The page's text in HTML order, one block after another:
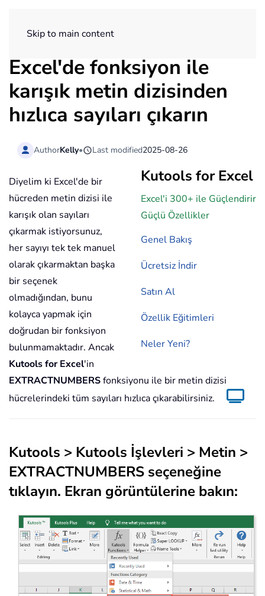
Skip to main content
Excel'de fonksiyon ile
karışık metin dizisinden
hızlıca sayıları çıkarın
AuthorKelly• Last modified2025-08-26
Kutools for Excel
Excel'i 300+ ile Güçlendirir
Güçlü Özellikler
Genel Bakış
Ücretsiz İndir
Satın Al
Özellik Eğitimleri
Neler Yeni?
Diyelim ki Excel'de bir
hücreden metin dizisi ile
karışık olan sayıları
çıkarmak istiyorsunuz,
her sayıyı tek tek manuel
olarak çıkarmaktan başka
bir seçenek
olmadığından, bunu
kolayca yapmak için
doğrudan bir fonksiyon
bulunmamaktadır. Ancak
Kutools for Excel'in
EXTRACTNUMBERSfonksiyonu ile bir metin dizisi
hücrelerindeki tüm sayıları hızlıca çıkarabilirsiniz.
Kutools > Kutools İşlevleri > Metin >
EXTRACTNUMBERS seçeneğine
tıklayın. Ekran görüntülerine bakın: